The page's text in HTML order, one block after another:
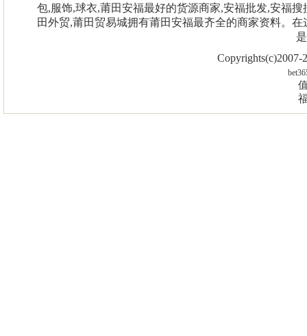
包,服饰,球衣,莆田安福最好的货源商家,安福批发,安福
田外贸,莆田贸易城拥有莆田安福最齐全的商家资料。